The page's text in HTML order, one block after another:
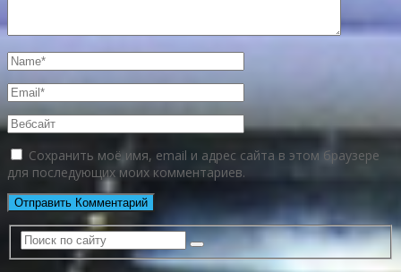
Сохранить моё имя, email и адрес сайта в этом браузере
для последующих моих комментариев.